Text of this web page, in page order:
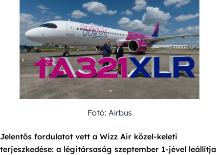
Fotó: Airbus
Jelentős fordulatot vett a Wizz Air közel-keleti
terjeszkedése: a légitársaság szeptember 1-jével leállítja